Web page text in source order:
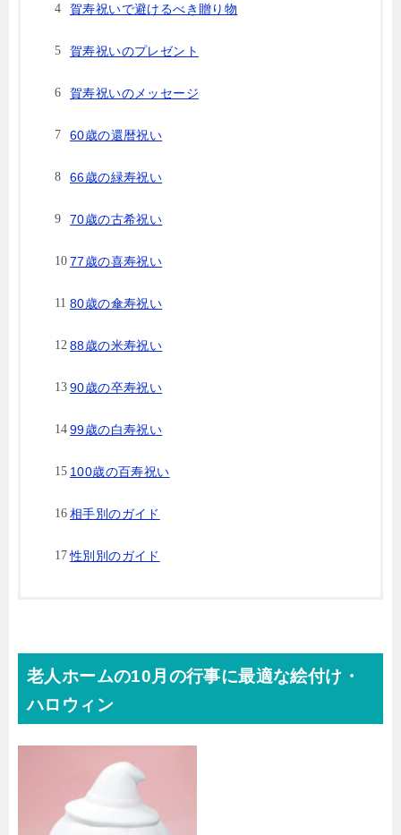
賀寿祝いで避けるべき贈り物
賀寿祝いのプレゼント
賀寿祝いのメッセージ
60歳の還暦祝い
66歳の緑寿祝い
70歳の古希祝い
77歳の喜寿祝い
80歳の傘寿祝い
88歳の米寿祝い
90歳の卒寿祝い
99歳の白寿祝い
100歳の百寿祝い
相手別のガイド
性別別のガイド
老人ホームの10月の行事に最適な絵付け・
ハロウィン